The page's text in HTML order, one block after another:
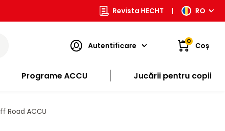
Revista HECHT | RO
Autentificare 0 Coș
Programe ACCU Jucării pentru copii
Road ACCU